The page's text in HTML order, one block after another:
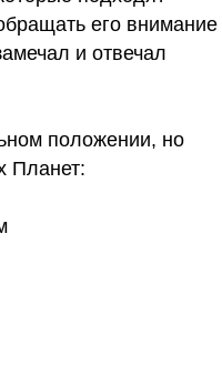
его внимание
и отвечал
положении, но
Планет: